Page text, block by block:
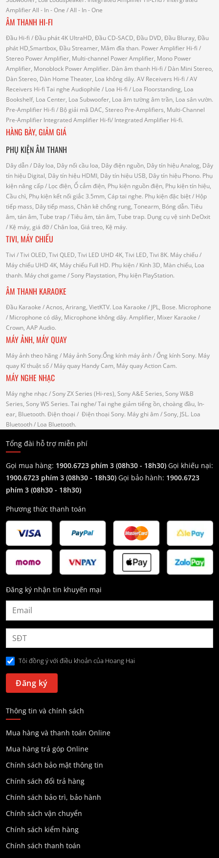
AmplifierAll - In - One / All - In - One
ÂM THANH HI-FI
Đầu Hi-fi / Đầu phát 4K UltraHD, Đầu CD-SACD, Đầu DVD, Đầu Bluray, Đầu
phát HD,Smartbox, Đầu Streamer, Mâm đĩa than. Power Amplifier Hi-fi /
Stereo Power Amplifier, Multi-channel Power Amplifier, Mono Power
Amplifier, Monoblock Power Amplifier. Dàn âm thanh Hi-fi / Dàn Mini Stereo,
Dàn Stereo, Dàn Home Theater, Loa không dây. AV Receivers Hi-fi / AV
Receivers Hi-fi Tai nghe Audiophile / Loa Hi-fi / Loa Floorstanding, Loa
Bookshelf, Loa Center, Loa Subwoofer, Loa âm tường âm trần, Loa sân vườn.
Pre-Amplifier Hi-fi / Bộ giải mã DAC, Stereo Pre-Amplifiers, Multi-Channel
Pre-Amplifier Integrated Amplifier Hi-fi/ Integrated Amplifier Hi-fi.
HÀNG BÀY, GIẢM GIÁ
PHỤ KIỆN ÂM THANH
Dây dẫn/ Dây loa, Dây nối cầu loa, Dây điện nguồn, Dây tín hiệu Analog, Dây
tín hiệu Digital, Dây tín hiệu HDMI, Dây tín hiệu USB, Dây tín hiệu Phono. Phụ
kiện nâng cấp/ Lọc điện, Ổ cắm điện, Phụ kiện nguồn điện, Phụ kiện tín hiệu,
Cầu chì, Phụ kiện kết nối giắc 3.5mm, Cáp tai nghe. Phụ kiện đặc biệt/ Hộp
tiếp mass, Dây tiếp mass, Chân kê chống rung, Tonearm, Bóng dẫn. Tiêu
âm, tán âm, Tube trap/ Tiêu âm, tán âm, Tube trap. Dụng cụ vệ sinh DeOxit
/ Kệ máy, giá đỡ/ Chân loa, Giá treo, Kệ máy.
TIVI, MÁY CHIẾU
Tivi / Tivi OLED, Tivi QLED, Tivi LED UHD 4K, Tivi LED, Tivi 8K. Máy chiếu/
Máy chiếu UHD 4K, Máy chiếu Full HD. Phụ kiện/ Kính 3D, Màn chiếu, Loa
thanh. Máy chơi game / Sony Playstation, Phụ kiện PlayStation.
ÂM THANH KARAOKE
Đầu Karaoke / Acnos, Arirang, VietKTV. Loa Karaoke / JPL, Bose. Microphone
/ Microphone có dây, Microphone không dây. Amplifier, Mixer Karaoke /
Crown, AAP Audio.
MÁY ẢNH, MÁY QUAY
Máy ảnh theo hãng / Máy ảnh Sony.Ống kính máy ảnh / Ống kính Sony. Máy
quay Kĩ thuật số/ Máy quay Handy Cam, Máy quay Action Cam.
MÁY NGHE NHẠC
Máy nghe nhạc / Sony ZX Series (Hi-res), Sony A&E Series, Sony W&B
Series, Sony WS Series. Tai nghe/ Tai nghe giảm tiếng ồn, choàng đầu, In-
ear, Bluetooth. Điện thoại / Điện thoại Sony. Máy ghi âm / Sony, JSL. Loa
Bluetooth/ Loa Bluetooth.
Tổng đài hỗ trợ miễn phí
Gọi mua hàng: 1900.6723 phím 3 (08h30 - 18h30) Gọi khiếu nại:
1900.6723 phím 3 (08h30 - 18h30) Gọi bảo hành: 1900.6723
phím 3 (08h30 - 18h30)
Phương thức thanh toán
Đăng ký nhận tin khuyến mại
Tôi đồng ý với điều khoản của Hoang Hai
Thông tin và chính sách
Mua hàng và thanh toán Online
Mua hàng trả góp Online
Chính sách bảo mật thông tin
Chính sách đổi trả hàng
Chính sách bảo trì, bảo hành
Chính sách vận chuyển
Chính sách kiểm hàng
Chính sách thanh toán